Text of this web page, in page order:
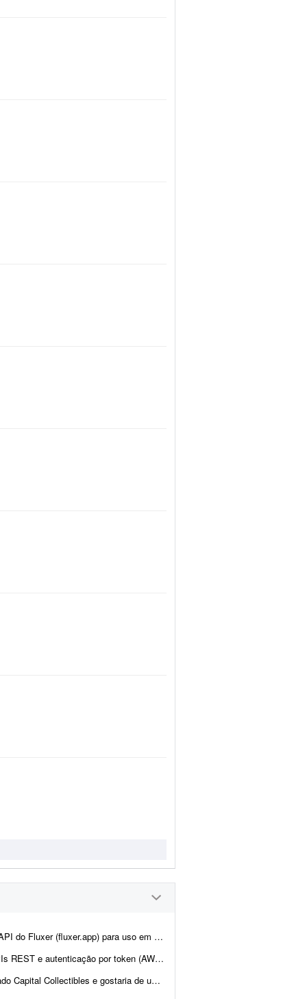
A ideia é manter praticamente toda a estrutura atual da plata...
(AWS Cognito é diferencial). O design j&aacut...
e back-end para nos ajudar a revisar a estrutura e validar a p...